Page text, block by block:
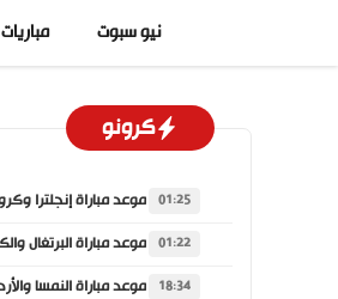
المحتوى
نيو سبوت مباريات
كرونو
01:25
01:22
18:34